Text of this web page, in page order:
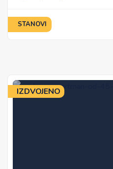
STANOVI
IZDVOJENO